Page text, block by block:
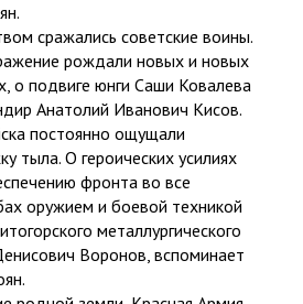
сражались советские воины.
рождали новых и новых
о подвиге юнги Саши Ковалева
Анатолий Иванович Кисов.
постоянно ощущали
тыла. О героических усилиях
фронта во все
оружием и боевой техникой
металлургического
Воронов, вспоминает